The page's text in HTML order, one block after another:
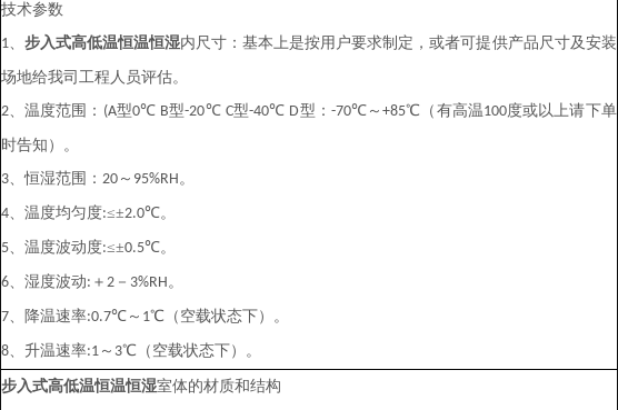
技术参数
1、 步入式高低温恒温恒湿内 尺寸：基本上是按用户要求制定，或者可提供产品尺寸及安装
场地给我司工程人员评估。
2、温度范围： (A型0℃ B型-20℃ C型-40℃ D型： -70℃～+85℃（有高温100度或以上请下单
时告知）。
3、恒湿范围： 20～ 95%RH。
4、温度均匀度:≤±2.0℃。
5、温度波动度:≤±0.5℃。
6、湿度波动: ＋ 2－ 3%RH。
7、降温速率:0.7℃～ 1℃（空载状态下）。
8、升温速率:1～ 3℃（空载状态下）。
步入式高低温恒温恒湿室体的材质和结构